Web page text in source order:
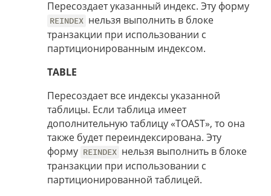
Пересоздает указанный индекс. Эту форму
REINDEX нельзя выполнить в блоке
транзакции при использовании с
партиционированным индексом.
TABLE
Пересоздает все индексы указанной
таблицы. Если таблица имеет
дополнительную таблицу «TOAST», то она
также будет переиндексирована. Эту
форму REINDEX нельзя выполнить в блоке
транзакции при использовании с
партиционированной таблицей.